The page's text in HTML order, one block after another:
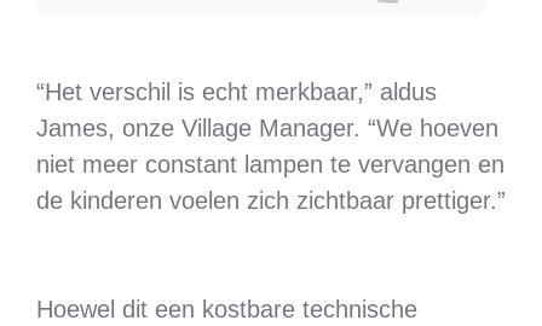
“Het verschil is echt merkbaar,” aldus
James, onze Village Manager. “We hoeven
niet meer constant lampen te vervangen en
de kinderen voelen zich zichtbaar prettiger.”
Hoewel dit een kostbare technische